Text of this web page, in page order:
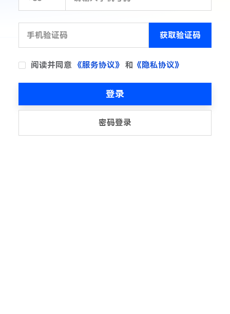
获取验证码
阅读并同意 《服务协议》 和 《隐私协议》
登录
密码登录